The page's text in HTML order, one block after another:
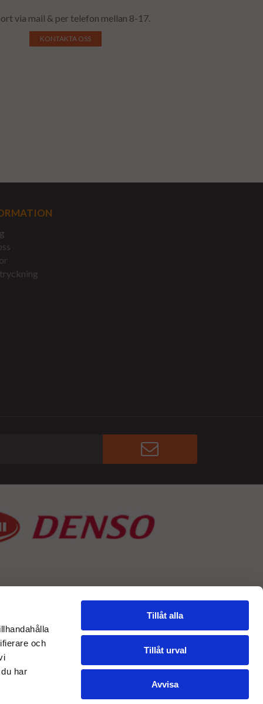
och
har
Tillåt alla
Tillåt urval
Avvisa
via mail & per telefon mellan 8-17.
KONTAKTA OSS